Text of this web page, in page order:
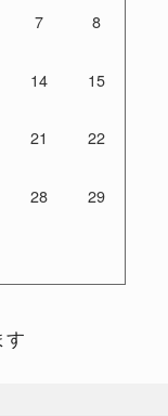
7 8
14 15
21 22
28 29
す